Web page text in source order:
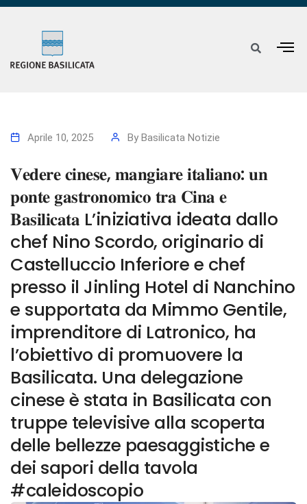
Aprile 10, 2025 By Basilicata Notizie
𝐕𝐞𝐝𝐞𝐫𝐞 𝐜𝐢𝐧𝐞𝐬𝐞, 𝐦𝐚𝐧𝐠𝐢𝐚𝐫𝐞 𝐢𝐭𝐚𝐥𝐢𝐚𝐧𝐨: 𝐮𝐧
𝐩𝐨𝐧𝐭𝐞 𝐠𝐚𝐬𝐭𝐫𝐨𝐧𝐨𝐦𝐢𝐜𝐨 𝐭𝐫𝐚 𝐂𝐢𝐧𝐚 𝐞
𝐁𝐚𝐬𝐢𝐥𝐢𝐜𝐚𝐭𝐚 L’iniziativa ideata dallo
chef Nino Scordo, originario di
Castelluccio Inferiore e chef
presso il Jinling Hotel di Nanchino
e supportata da Mimmo Gentile,
imprenditore di Latronico, ha
l’obiettivo di promuovere la
Basilicata. Una delegazione
cinese è stata in Basilicata con
truppe televisive alla scoperta
delle bellezze paesaggistiche e
dei sapori della tavola
#caleidoscopio